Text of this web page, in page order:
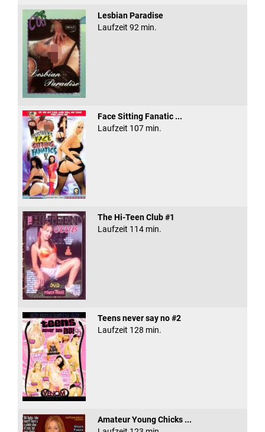
Lesbian Paradise
Laufzeit 92 min.
Face Sitting Fanatic ...
Laufzeit 107 min.
The Hi-Teen Club #1
Laufzeit 114 min.
Teens never say no #2
Laufzeit 128 min.
Amateur Young Chicks ...